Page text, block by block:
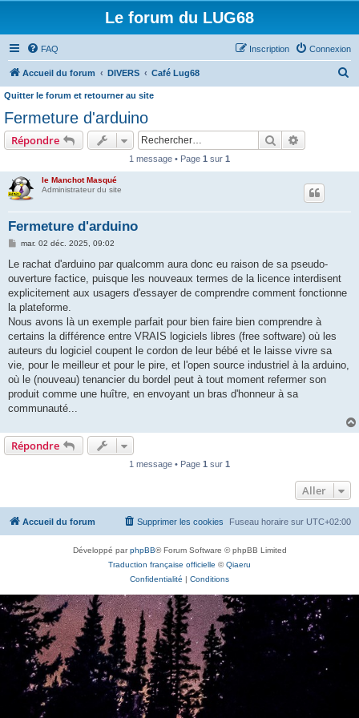
Le forum du LUG68
FAQ Connexion
Inscription
Accueil du forum DIVERS Café Lug68
Quitter le forum et retourner au site
Fermeture d'arduino
Répondre Rechercher
1 message • Page 1 sur 1
le Manchot Masqué
Administrateur du site
Fermeture d'arduino
M
s
a
g
e
mar. 02 déc. 2025, 09:02
Le rachat d'arduino par qualcomm aura donc eu raison de sa pseudo-
ouverture factice, puisque les nouveaux termes de la licence interdisent
explicitement aux usagers d'essayer de comprendre comment fonctionne
la plateforme.
Nous avons là un exemple parfait pour bien faire bien comprendre à
certains la différence entre VRAIS logiciels libres (free software) où les
auteurs du logiciel coupent le cordon de leur bébé et le laisse vivre sa
vie, pour le meilleur et pour le pire, et l'open source industriel à la arduino,
où le (nouveau) tenancier du bordel peut à tout moment refermer son
produit comme une huître, en envoyant un bras d'honneur à sa
communauté...
Répondre
1 message • Page 1 sur 1
Aller
Accueil du forum Fuseau horaire sur UTC+02:00
Supprimer les cookies
Développé parphpBB® Forum Software © phpBB Limited
Traduction française officielle ©Qiaeru
Confidentialité | Conditions